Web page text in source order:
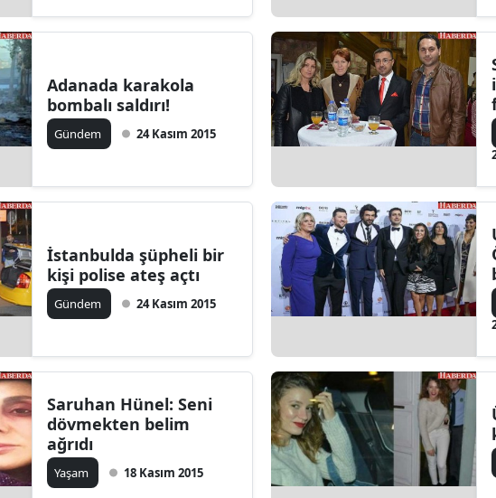
Adanada karakola
bombalı saldırı!
Gündem 24 Kasım 2015
İstanbulda şüpheli bir
kişi polise ateş açtı
Gündem 24 Kasım 2015
Saruhan Hünel: Seni
dövmekten belim
ağrıdı
Yaşam 18 Kasım 2015